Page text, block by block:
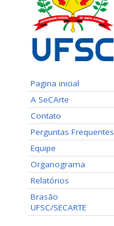
Pagina inicial
A SeCArte
Contato
Perguntas Frequentes
Equipe
Organograma
Relatórios
Brasão
UFSC/SECARTE